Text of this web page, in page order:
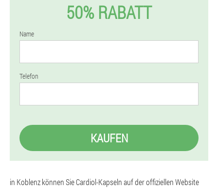
50% RABATT
Name
Telefon
KAUFEN
in Koblenz können Sie Cardiol-Kapseln auf der offiziellen Website